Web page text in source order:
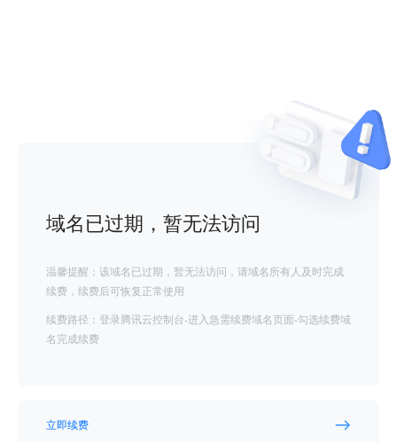
域名已过期，暂无法访问
温馨提醒：该域名已过期，暂无法访问，请域名所有人及时完成
续费，续费后可恢复正常使用
续费路径：登录腾讯云控制台-进入急需续费域名页面-勾选续费域
名完成续费
立即续费